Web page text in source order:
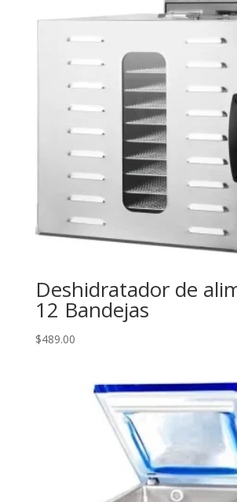
Deshidratador de
12 Bandejas
$489.00